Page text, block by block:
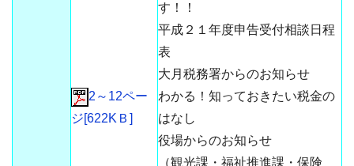
2～12ペー
ジ[622KＢ]
す！！
平成２１年度申告受付相談日程
表
大月税務署からのお知らせ
わかる！知っておきたい税金の
はなし
役場からのお知らせ
（観光課・福祉推進課・保険